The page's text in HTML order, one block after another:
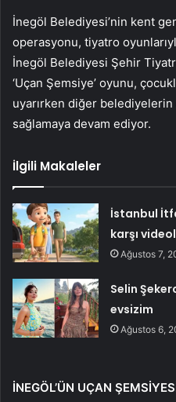
İnegöl Belediyesi’nin kent
operasyonu, tiyatro
İnegöl Belediyesi Şehir
‘Uçan Şemsiye’ oyunu,
uyarırken diğer
sağlamaya devam ediyor.
İlgili Makaleler
İstanbul
karşı
Ağustos 7,
Selin
evsizim
Ağustos 6,
İNEGÖL’ÜN UÇAN